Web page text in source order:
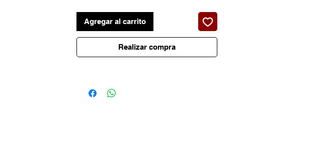
Agregar al carrito
Realizar compra